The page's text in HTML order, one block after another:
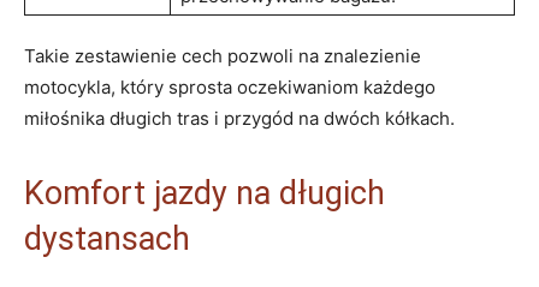
Takie zestawienie cech pozwoli na znalezienie
motocykla, który sprosta oczekiwaniom każdego
miłośnika długich tras i przygód na dwóch kółkach.
Komfort jazdy na długich
dystansach